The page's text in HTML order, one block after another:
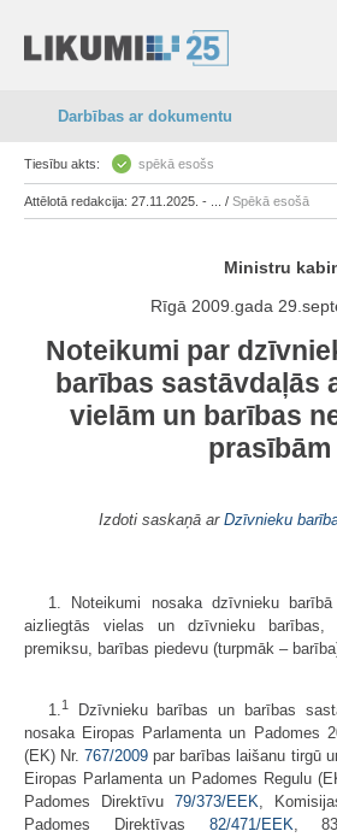
Darbības ar dokumentu
Tiesību akts: spēkā esošs
Attēlotā redakcija: 27.11.2025. - ... / Spēkā esošā
Ministru
Rīgā 2009.gada
Noteikumi par
barības sastāvdaļās
vielām un barības
prasībām
Izdoti saskaņā ar Dzīvnieku
1. Noteikumi nosaka dzīvnieku
aizliegtās vielas un dzīvnieku barības,
premiksu, barības piedevu (turpmāk –
1. 1
Dzīvnieku barības un barības
nosaka Eiropas Parlamenta un Padomes
(EK) Nr.767/2009 par barības laišanu tirgū
Eiropas Parlamenta un Padomes Regulu
Padomes Direktīvu 79/373/EEK ,
Padomes Direktīvas 82/471/EEK ,